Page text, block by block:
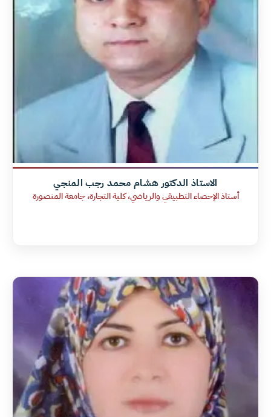
الاستاذ الدكتور هشام محمد رجب المنجي
أستاذ الإحصاء التطبيقي والرياضي، كلية التجارة، جامعة المنصورة